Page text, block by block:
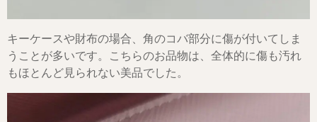
キーケースや財布の場合、角のコバ部分に傷が付いてしま
うことが多いです。こちらのお品物は、全体的に傷も汚れ
もほとんど見られない美品でした。